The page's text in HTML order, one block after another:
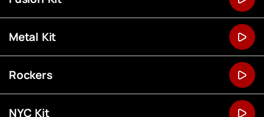
Metal Kit
Rockers
NYC Kit